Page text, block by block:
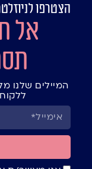
הצטרפו
אל
המיילים שלנו